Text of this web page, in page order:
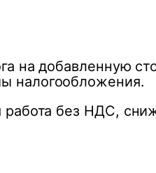
на добавленную
налогообложения.
без НДС,